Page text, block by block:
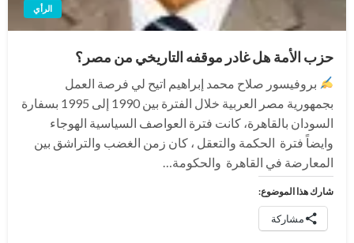
الرأي
حزب الأمة هل غادر موقفه التاريخي من مصر؟
بروفيسور صلاح محمد إبراهيم اتيح لي فرصة العمل
بجمهورية مصر العربية خلال الفترة بين 1990 إلى 1995 بسفارة
السودان بالقاهرة، كانت فترة العواصف السياسية الهوجاء
وايضاً فترة الحكمة والتعقل ، كان زمن الغضب والتراشق بين
المعارضة في القاهرة والحكومة…
شارك هذا الموضوع:
مشاركة